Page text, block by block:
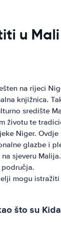
u Mali
na rijeci
knjižnica.
središte
životu te
Niger.
glazbe i
sjeveru
mogu
što su